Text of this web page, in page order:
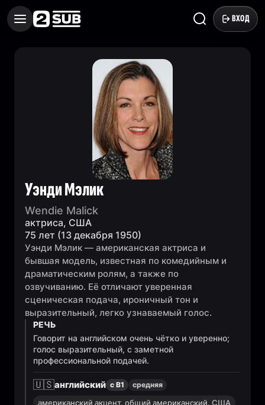
ВХОД
Уэнди Мэлик
Wendie Malick
актриса, США
75 лет (13 декабря 1950)
Уэнди Мэлик — американская актриса и
бывшая модель, известная по комедийным и
драматическим ролям, а также по
озвучиванию. Её отличают уверенная
сценическая подача, ироничный тон и
выразительный, легко узнаваемый голос.
РЕЧЬ
Говорит на английском очень чётко и уверенно;
голос выразительный, с заметной
профессиональной подачей.
🇺🇸английский с B1 средняя
американский акцент, общий американский, США